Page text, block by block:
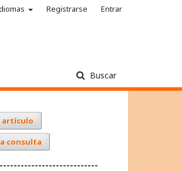
Buscar
Registrarse Entrar
artículo
consulta